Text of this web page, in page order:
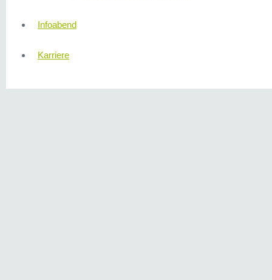
Infoabend
Karriere